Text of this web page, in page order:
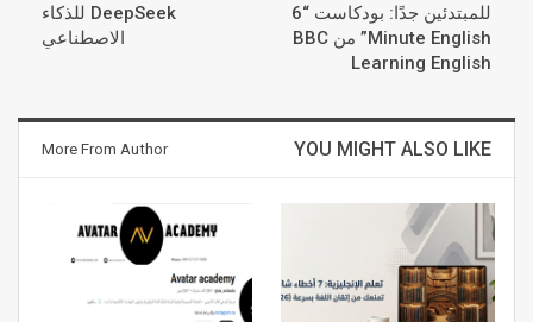
للمبتدئين جدًا: بودكاست “6
Minute English” من BBC
Learning English
DeepSeek للذكاء
الاصطناعي
YOU MIGHT ALSO LIKE
More From Author